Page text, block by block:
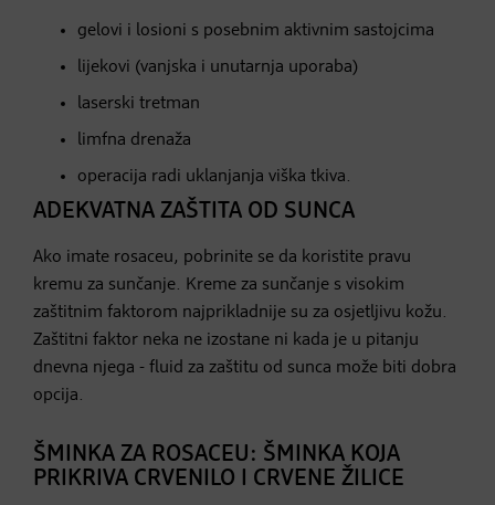
gelovi i losioni s posebnim aktivnim sastojcima
lijekovi (vanjska i unutarnja uporaba)
laserski tretman
limfna drenaža
operacija radi uklanjanja viška tkiva.
ADEKVATNA ZAŠTITA OD SUNCA
Ako imate rosaceu, pobrinite se da koristite pravu
kremu za sunčanje. Kreme za sunčanje s visokim
zaštitnim faktorom najprikladnije su za osjetljivu kožu.
Zaštitni faktor neka ne izostane ni kada je u pitanju
dnevna njega - fluid za zaštitu od sunca može biti dobra
opcija.
ŠMINKA ZA ROSACEU: ŠMINKA KOJA
PRIKRIVA CRVENILO I CRVENE ŽILICE